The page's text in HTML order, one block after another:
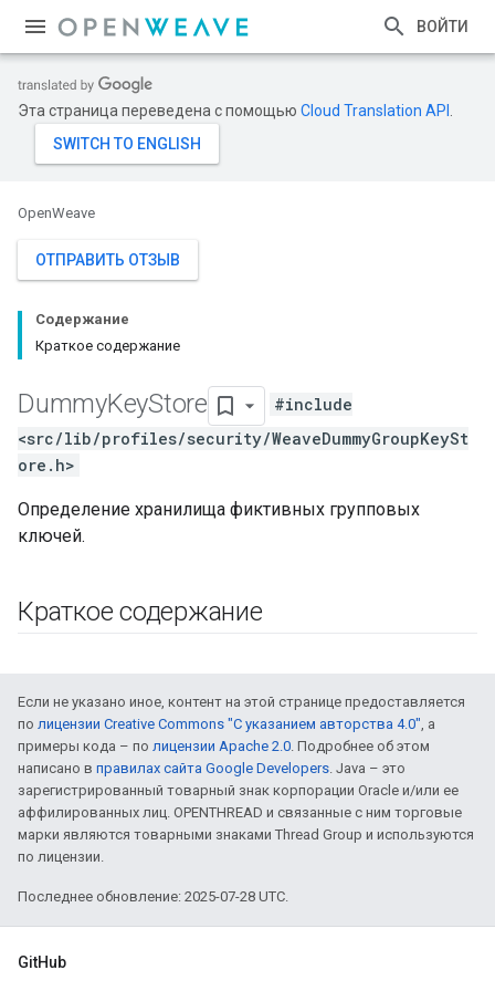
ВОЙТИ
Эта страница переведена с помощью Cloud Translation API
OpenWeave
ОТПРАВИТЬ ОТЗЫВ
Содержание
Краткое содержание
DummyKeyStore
#include
<src/lib/profiles/security/WeaveDummyGroupKeySt
ore.h>
Определение хранилища фиктивных групповых
ключей.
Краткое содержание
Если не указано иное, контент на этой странице предоставляется
по лицензии Creative Commons "С указанием авторства 4.0", а
примеры кода – по лицензии Apache 2.0. Подробнее об этом
написано в правилах сайта Google Developers. Java – это
зарегистрированный товарный знак корпорации Oracle и/или ее
аффилированных лиц. OPENTHREAD и связанные с ним торговые
марки являются товарными знаками Thread Group и используются
по лицензии.
Последнее обновление: 2025-07-28 UTC.
GitHub